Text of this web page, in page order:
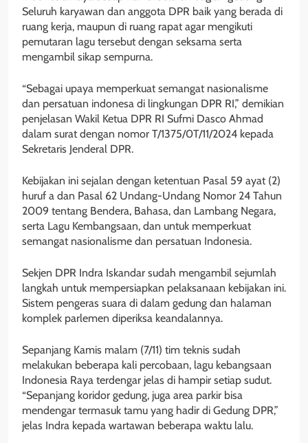
Seluruh karyawan dan anggota DPR baik yang berada di
ruang kerja, maupun di ruang rapat agar mengikuti
pemutaran lagu tersebut dengan seksama serta
mengambil sikap sempurna.
“Sebagai upaya memperkuat semangat nasionalisme
dan persatuan indonesa di lingkungan DPR RI,” demikian
penjelasan Wakil Ketua DPR RI Sufmi Dasco Ahmad
dalam surat dengan nomor T/1375/0T/11/2024 kepada
Sekretaris Jenderal DPR.
Kebijakan ini sejalan dengan ketentuan Pasal 59 ayat (2)
huruf a dan Pasal 62 Undang-Undang Nomor 24 Tahun
2009 tentang Bendera, Bahasa, dan Lambang Negara,
serta Lagu Kembangsaan, dan untuk memperkuat
semangat nasionalisme dan persatuan Indonesia.
Sekjen DPR Indra Iskandar sudah mengambil sejumlah
langkah untuk mempersiapkan pelaksanaan kebijakan ini.
Sistem pengeras suara di dalam gedung dan halaman
komplek parlemen diperiksa keandalannya.
Sepanjang Kamis malam (7/11) tim teknis sudah
melakukan beberapa kali percobaan, lagu kebangsaan
Indonesia Raya terdengar jelas di hampir setiap sudut.
“Sepanjang koridor gedung, juga area parkir bisa
mendengar termasuk tamu yang hadir di Gedung DPR,”
jelas Indra kepada wartawan beberapa waktu lalu.